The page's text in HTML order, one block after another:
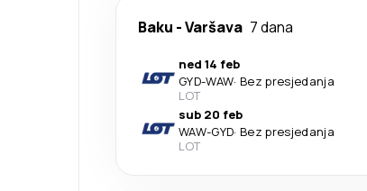
Baku -Varšava 7 dana
ned 14 feb
GYD-WAW· Bez presjedanja
LOT
sub 20 feb
WAW-GYD· Bez presjedanja
LOT